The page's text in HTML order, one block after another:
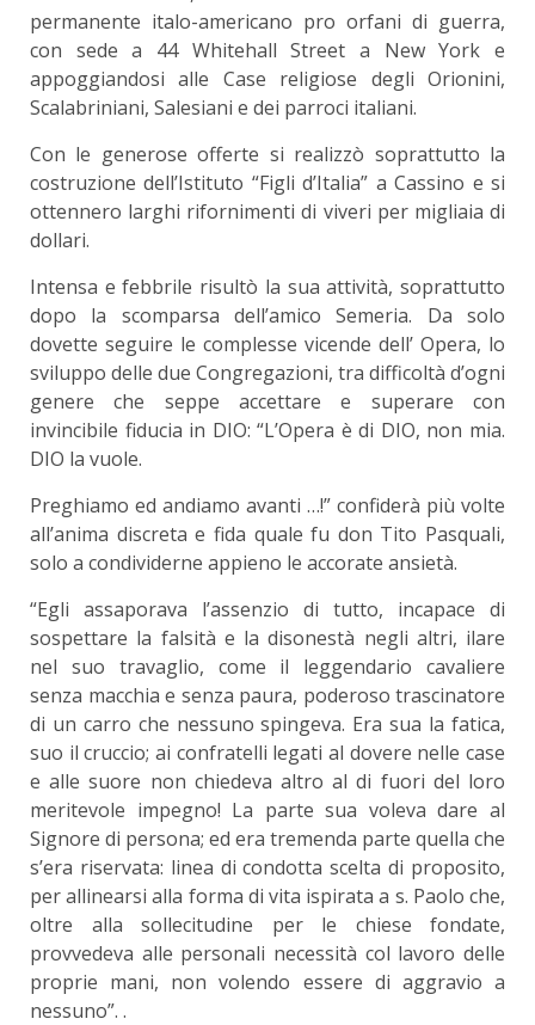
permanente italo-americano pro orfani di guerra,
con sede a 44 Whitehall Street a New York e
appoggiandosi alle Case religiose degli Orionini,
Scalabriniani, Salesiani e dei parroci italiani.
Con le generose offerte si realizzò soprattutto la
costruzione dell’Istituto “Figli d’Italia” a Cassino e si
ottennero larghi rifornimenti di viveri per migliaia di
dollari.
Intensa e febbrile risultò la sua attività, soprattutto
dopo la scomparsa dell’amico Semeria. Da solo
dovette seguire le complesse vicende dell’ Opera, lo
sviluppo delle due Congregazioni, tra difficoltà d’ogni
genere che seppe accettare e superare con
invincibile fiducia in DIO: “L’Opera è di DIO, non mia.
DIO la vuole.
Preghiamo ed andiamo avanti …!” confiderà più volte
all’anima discreta e fida quale fu don Tito Pasquali,
solo a condividerne appieno le accorate ansietà.
“Egli assaporava l’assenzio di tutto, incapace di
sospettare la falsità e la disonestà negli altri, ilare
nel suo travaglio, come il leggendario cavaliere
senza macchia e senza paura, poderoso trascinatore
di un carro che nessuno spingeva. Era sua la fatica,
suo il cruccio; ai confratelli legati al dovere nelle case
e alle suore non chiedeva altro al di fuori del loro
meritevole impegno! La parte sua voleva dare al
Signore di persona; ed era tremenda parte quella che
s’era riservata: linea di condotta scelta di proposito,
per allinearsi alla forma di vita ispirata a s. Paolo che,
oltre alla sollecitudine per le chiese fondate,
provvedeva alle personali necessità col lavoro delle
proprie mani, non volendo essere di aggravio a
nessuno”. .